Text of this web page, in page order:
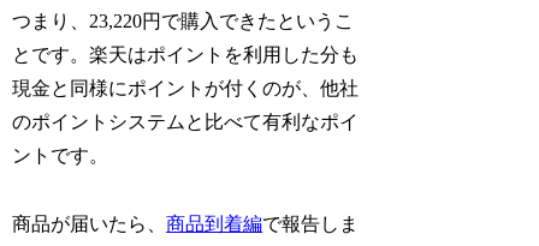
つまり、23,220円で購入できたというこ
とです。楽天はポイントを利用した分も
現金と同様にポイントが付くのが、他社
のポイントシステムと比べて有利なポイ
ントです。
商品が届いたら、商品到着編で報告しま